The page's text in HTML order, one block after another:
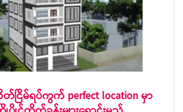
မ်ရပ်ကွက် perfect location မှာ